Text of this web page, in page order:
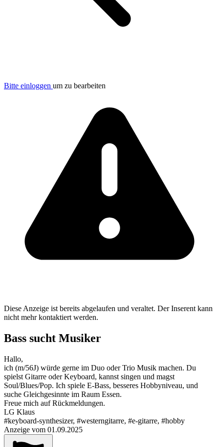
Bitte einloggen um zu bearbeiten
Diese Anzeige ist bereits abgelaufen und veraltet. Der Inserent kann
nicht mehr kontaktiert werden.
Bass sucht Musiker
Hallo,
ich (m/56J) würde gerne im Duo oder Trio Musik machen. Du
spielst Gitarre oder Keyboard, kannst singen und magst
Soul/Blues/Pop. Ich spiele E-Bass, besseres Hobbyniveau, und
suche Gleichgesinnte im Raum Essen.
Freue mich auf Rückmeldungen.
LG Klaus
#keyboard-synthesizer, #westerngitarre, #e-gitarre, #hobby
Anzeige vom 01.09.2025